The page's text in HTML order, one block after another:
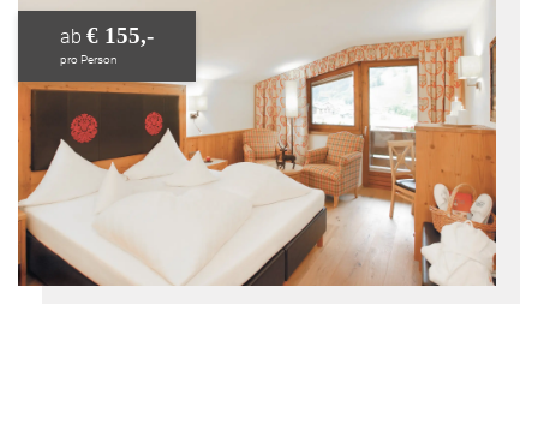
ab € 155,-
pro Person